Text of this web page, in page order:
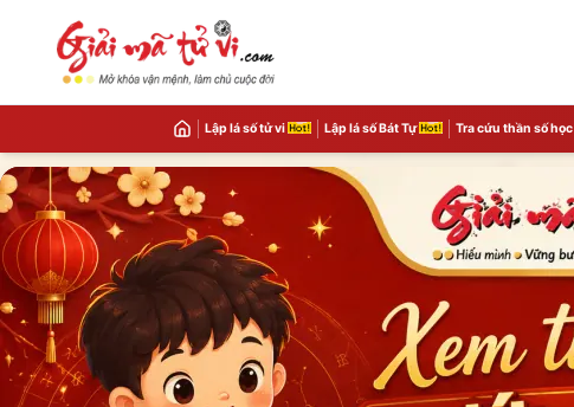
Lập lá số tử vi Lập lá số Bát Tự Tra cứu thần số học